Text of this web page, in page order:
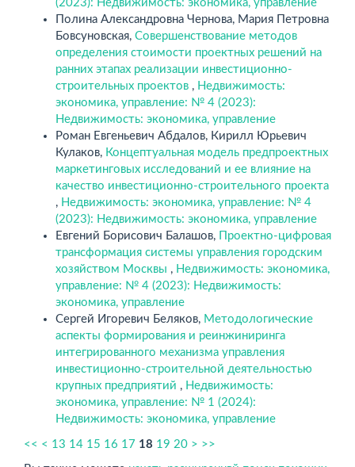
(2023): Недвижимость: экономика, управление
Полина Александровна Чернова, Мария Петровна
Бовсуновская, Совершенствование методов
определения стоимости проектных решений на
ранних этапах реализации инвестиционно-
строительных проектов , Недвижимость:
экономика, управление: № 4 (2023):
Недвижимость: экономика, управление
Роман Евгеньевич Абдалов, Кирилл Юрьевич
Кулаков, Концептуальная модель предпроектных
маркетинговых исследований и ее влияние на
качество инвестиционно-строительного проекта
, Недвижимость: экономика, управление: № 4
(2023): Недвижимость: экономика, управление
Евгений Борисович Балашов,
Проектно-цифровая
трансформация системы управления городским
хозяйством Москвы , Недвижимость: экономика,
управление: № 4 (2023): Недвижимость:
экономика, управление
Сергей Игоревич Беляков, Методологические
аспекты формирования и реинжиниринга
интегрированного механизма управления
инвестиционно-строительной деятельностью
крупных предприятий , Недвижимость:
экономика, управление: № 1 (2024):
Недвижимость: экономика, управление
<< < 13 14 15 16 17 18 19 20 > >>